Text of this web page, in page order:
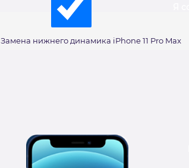
Замена нижнего динамика iPhone 11 Pro Max